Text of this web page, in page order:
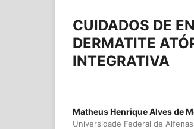
CUIDADOS DE
DERMATITE
INTEGRATIVA
Matheus Henrique Alves de
Universidade Federal de Alfenas